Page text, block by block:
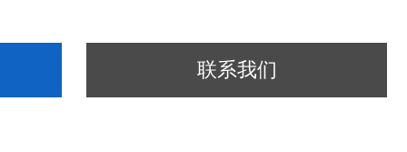
联系我们